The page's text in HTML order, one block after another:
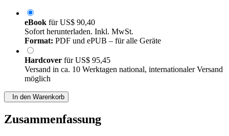
eBook fürUS$ 90,40
Sofort herunterladen. Inkl. MwSt.
Format: PDF und ePUB – für alle Geräte
Hardcover fürUS$ 95,45
Versand in ca. 10 Werktagen national, internationaler Versand
möglich
In den Warenkorb
Zusammenfassung